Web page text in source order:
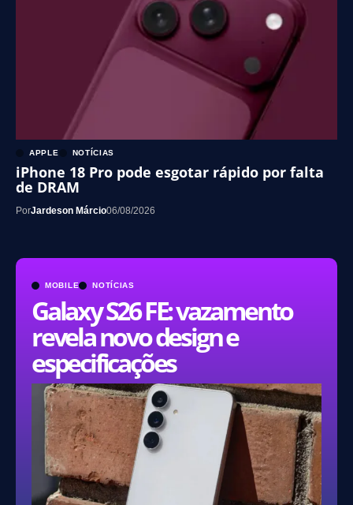
MOBILE NOTÍCIAS
Galaxy S26 FE: vazamento
revela novo design e
especificações
APPLE NOTÍCIAS
iPhone 18 Pro pode esgotar rápido por falta
de DRAM
PorJardeson Márcio06/08/2026